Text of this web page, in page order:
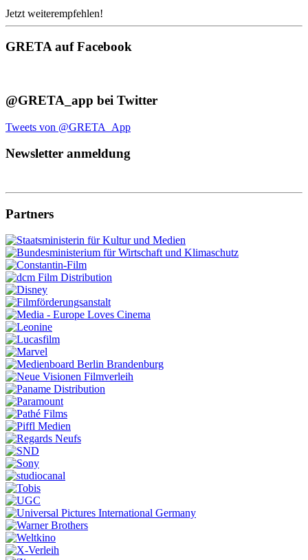
Jetzt weiterempfehlen!
GRETA auf Facebook
@GRETA_app bei Twitter
Tweets von @GRETA_App
Newsletter anmeldung
Partners